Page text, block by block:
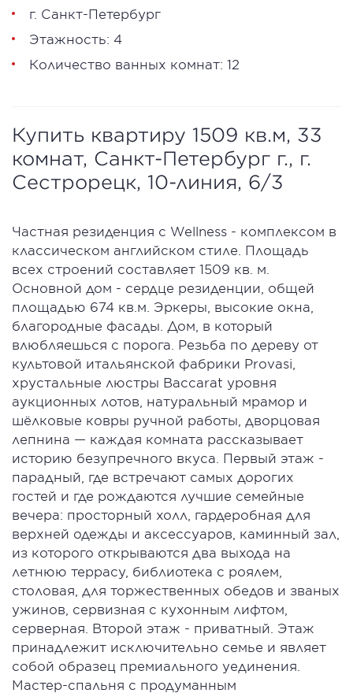
г. Санкт-Петербург
Этажность: 4
Количество ванных комнат: 12
Купить квартиру 1509 кв.м, 33
комнат, Санкт-Петербург г., г.
Сестрорецк, 10-линия, 6/3
Частная резиденция с Wellness - комплексом в
классическом английском стиле. Площадь
всех строений составляет 1509 кв. м.
Основной дом - сердце резиденции, общей
площадью 674 кв.м. Эркеры, высокие окна,
благородные фасады. Дом, в который
влюбляешься с порога. Резьба по дереву от
культовой итальянской фабрики Provasi,
хрустальные люстры Baccarat уровня
аукционных лотов, натуральный мрамор и
шёлковые ковры ручной работы, дворцовая
лепнина — каждая комната рассказывает
историю безупречного вкуса. Первый этаж -
парадный, где встречают самых дорогих
гостей и где рождаются лучшие семейные
вечера: просторный холл, гардеробная для
верхней одежды и аксессуаров, каминный зал,
из которого открываются два выхода на
летнюю террасу, библиотека с роялем,
столовая, для торжественных обедов и званых
ужинов, сервизная с кухонным лифтом,
серверная. Второй этаж - приватный. Этаж
принадлежит исключительно семье и являет
собой образец премиального уединения.
Мастер-спальня с продуманным